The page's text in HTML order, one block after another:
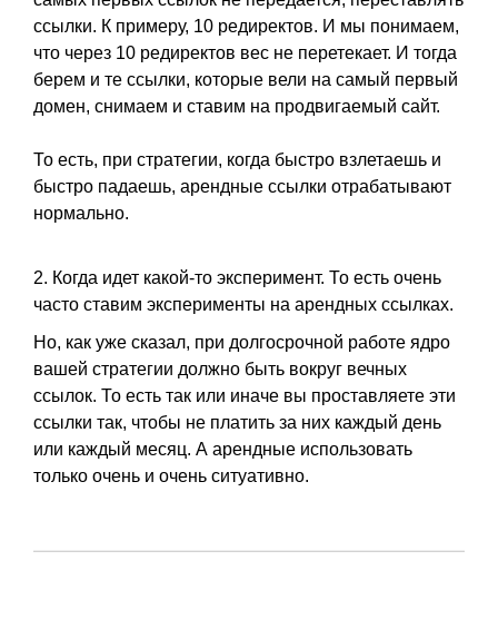
ссылки. К примеру, 10 редиректов. И мы понимаем,
что через 10 редиректов вес не перетекает. И тогда
берем и те ссылки, которые вели на самый первый
домен, снимаем и ставим на продвигаемый сайт.
То есть, при стратегии, когда быстро взлетаешь и
быстро падаешь, арендные ссылки отрабатывают
нормально.
2. Когда идет какой-то эксперимент. То есть очень
часто ставим эксперименты на арендных ссылках.
Но, как уже сказал, при долгосрочной работе ядро
вашей стратегии должно быть вокруг вечных
ссылок. То есть так или иначе вы проставляете эти
ссылки так, чтобы не платить за них каждый день
или каждый месяц. А арендные использовать
только очень и очень ситуативно.